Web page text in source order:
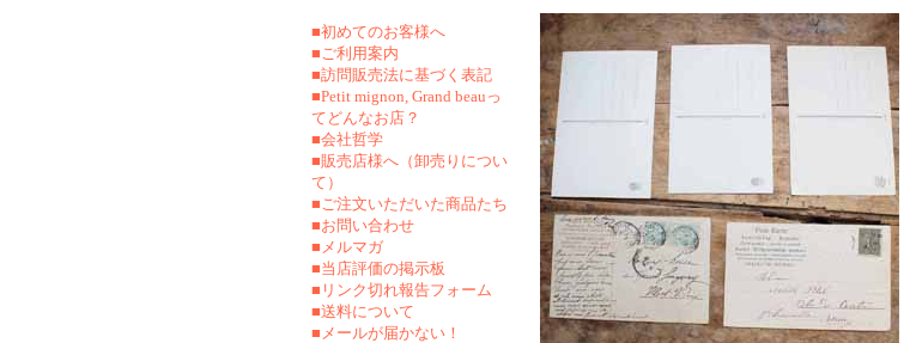
■初めてのお客様へ
■ご利用案内
■訪問販売法に基づく表記
■Petit mignon, Grand beauっ
てどんなお店？
■会社哲学
■販売店様へ（卸売りについ
て）
■ご注文いただいた商品たち
■お問い合わせ
■メルマガ
■当店評価の掲示板
■リンク切れ報告フォーム
■送料について
■メールが届かない！